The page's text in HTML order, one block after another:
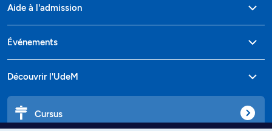
Aide à l'admission
Événements
Découvrir l'UdeM
Cursus